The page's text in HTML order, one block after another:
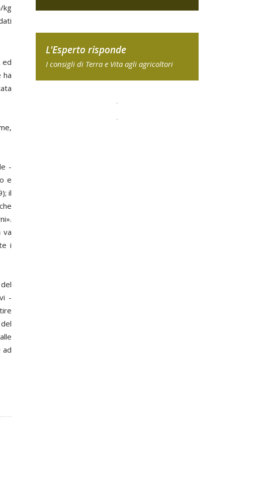
kg
ed
ha
-
e
il
va
i
-
ad
L'Esperto risponde
I consigli di Terra e Vita agli agricoltori